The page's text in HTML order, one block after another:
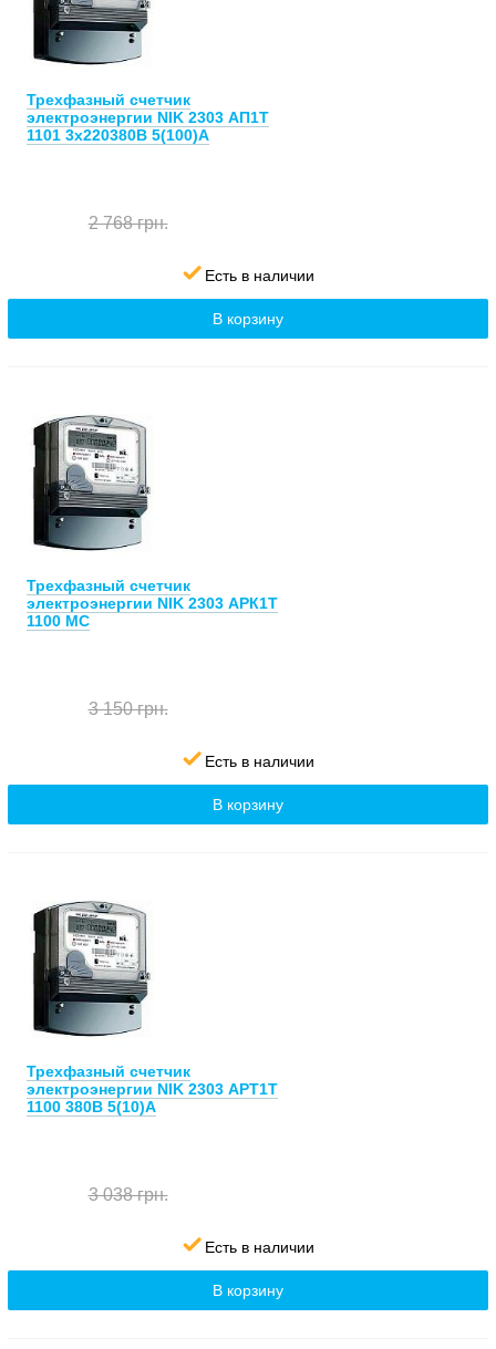
Трехфазный счетчик
электроэнергии NIK 2303 АП1Т
1101 3х220380В 5(100)А
2 768 грн.
Есть в наличии
В корзину
Трехфазный счетчик
электроэнергии NIK 2303 АРК1Т
1100 MC
3 150 грн.
Есть в наличии
В корзину
Трехфазный счетчик
электроэнергии NIK 2303 АРТ1Т
1100 380В 5(10)А
3 038 грн.
Есть в наличии
В корзину